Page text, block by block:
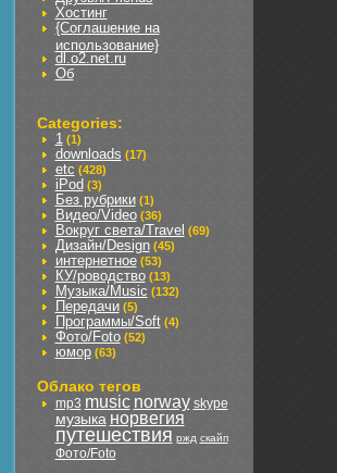
Хостинг
{Соглашение на
использование}
dl.o2.net.ru
Об
Categories:
1 (1)
downloads (17)
etc (428)
iPod (3)
Без рубрики(1)
Видео/Video(36)
Вокруг света/Travel (69)
Дизайн/Design(45)
интернетное(53)
КУ/роводство(13)
Музыка/Music (132)
Передачи(5)
Программы/Soft(4)
Фото/Foto(52)
юмор(63)
Облако тегов
mp3 music norway skype
музыка норвегия
путешествия ржд скайп
Фото/Foto